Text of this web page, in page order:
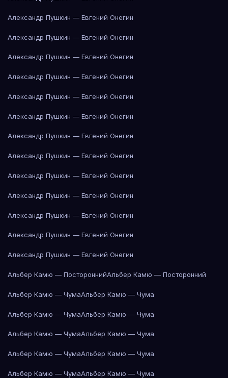
Александр Пушкин — Евгений Онегин
Александр Пушкин — Евгений Онегин
Александр Пушкин — Евгений Онегин
Александр Пушкин — Евгений Онегин
Александр Пушкин — Евгений Онегин
Александр Пушкин — Евгений Онегин
Александр Пушкин — Евгений Онегин
Александр Пушкин — Евгений Онегин
Александр Пушкин — Евгений Онегин
Александр Пушкин — Евгений Онегин
Александр Пушкин — Евгений Онегин
Александр Пушкин — Евгений Онегин
Александр Пушкин — Евгений Онегин
Альбер Камю — ПостороннийАльбер Камю — Посторонний
Альбер Камю — ЧумаАльбер Камю — Чума
Альбер Камю — ЧумаАльбер Камю — Чума
Альбер Камю — ЧумаАльбер Камю — Чума
Альбер Камю — ЧумаАльбер Камю — Чума
Альбер Камю — ЧумаАльбер Камю — Чума